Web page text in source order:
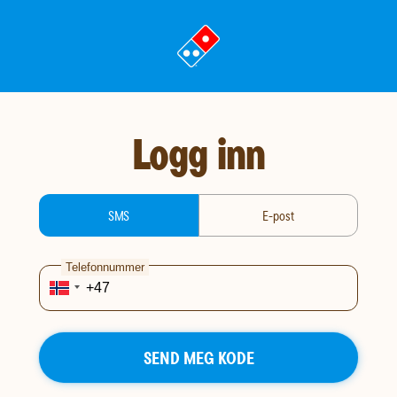
til
Logg inn
login-type
SMS E-post
Telefonnummer
SEND MEG KODE